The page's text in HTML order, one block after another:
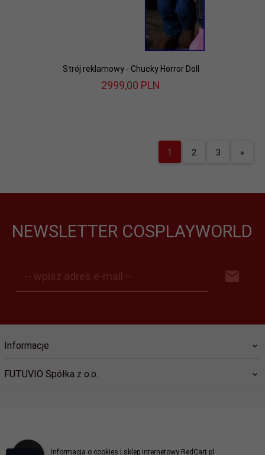
Strój reklamowy - Chucky Horror Doll
2999,00 PLN
1 2 3 »
NEWSLETTER COSPLAYWORLD
-- wpisz adres e-mail --
Informacje
FUTUVIO Spółka z o.o.
kontakt@cosplayworld.pl
Informacja o cookies sklep internetowy RedCart.pl